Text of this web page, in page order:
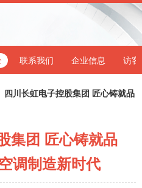
联系我们 企业信息 访客
四川长虹电子控股集团 匠心铸就品
集团 匠心铸就品
调制造新时代